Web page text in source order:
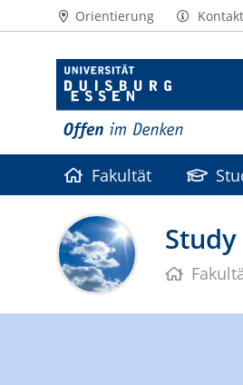
Orientierung Kontakt
Fakultät
Förderverein